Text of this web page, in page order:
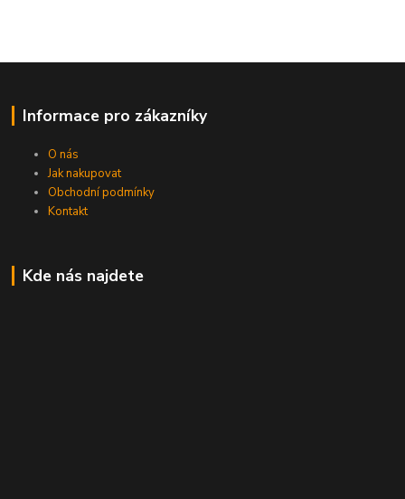
Informace pro zákazníky
O nás
Jak nakupovat
Obchodní podmínky
Kontakt
Kde nás najdete